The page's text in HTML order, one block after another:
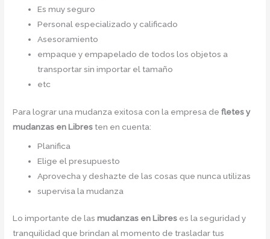
Es muy seguro
Personal especializado y calificado
Asesoramiento
empaque y empapelado de todos los objetos a
transportar sin importar el tamaño
etc
Para lograr una mudanza exitosa con la empresa defletes y
mudanzas en Libres ten en cuenta:
Planifica
Elige el presupuesto
Aprovecha y deshazte de las cosas que nunca utilizas
supervisa la mudanza
Lo importante de lasmudanzas en Libres es la seguridad y
tranquilidad que brindan al momento de trasladar tus